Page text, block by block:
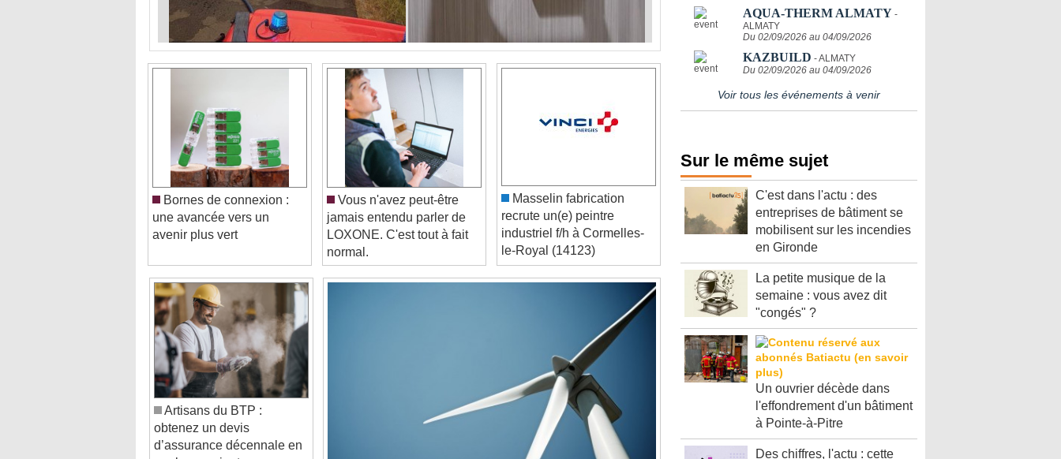
Bornes de connexion :
une avancée vers un
avenir plus vert
Vous n'avez peut-être
jamais entendu parler de
LOXONE. C'est tout à fait
normal.
recrute un(e) peintre
industriel f/h à Cormelles-
le-Royal (14123)
Artisans du BTP :
obtenez un devis
d’assurance décennale en
quelques minutes
AQUA-THERM ALMATY -
ALMATY
Du 02/09/2026 au 04/09/2026
KAZBUILD - ALMATY
Du 02/09/2026 au 04/09/2026
Voir tous les événements à venir
Sur le même sujet
C'est dans l'actu : des
entreprises de bâtiment se
mobilisent sur les incendies
en Gironde
La petite musique de la
semaine : vous avez dit
"congés" ?
Un ouvrier décède dans
l'effondrement d'un bâtiment
à Pointe-à-Pitre
Des chiffres, l'actu : cette